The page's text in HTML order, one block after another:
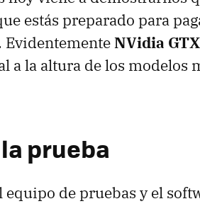
estás preparado para
EvidentementeNVidia GTX
a la altura de los modelos
prueba
de pruebas y el